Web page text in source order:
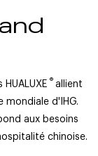
® allient
mondiale d'IHG.
aux besoins
chinoise.